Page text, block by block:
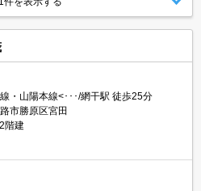
・山陽本線<･･･/網干駅 徒歩25分
市勝原区宮田
2階建